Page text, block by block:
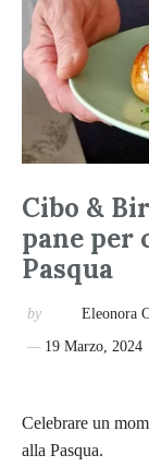
Cibo &
pane per
Pasqua
by Eleonora
19 Marzo, 2024
Celebrare un
alla Pasqua.